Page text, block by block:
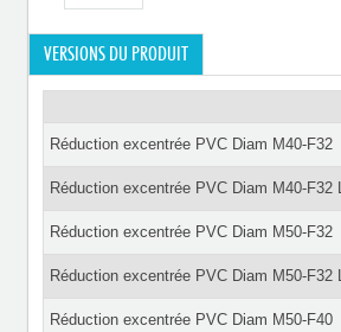
VERSIONS DU PRODUIT
Réduction excentrée PVC Diam M40-F32
Réduction excentrée PVC Diam M40-F32
Réduction excentrée PVC Diam M50-F32
Réduction excentrée PVC Diam M50-F32
Réduction excentrée PVC Diam M50-F40